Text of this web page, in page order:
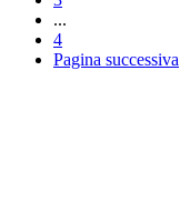
...
4
Pagina successiva